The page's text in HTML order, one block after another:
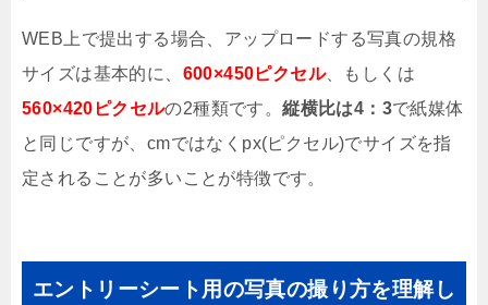
WEB上で提出する場合、アップロードする写真の規格
サイズは基本的に、 600×450ピクセル、もしくは
560×420ピクセルの2種類です。縦横比は4：3で紙媒体
と同じですが、cmではなくpx(ピクセル)でサイズを指
定されることが多いことが特徴です。
エントリーシート用の写真の撮り方を理解し